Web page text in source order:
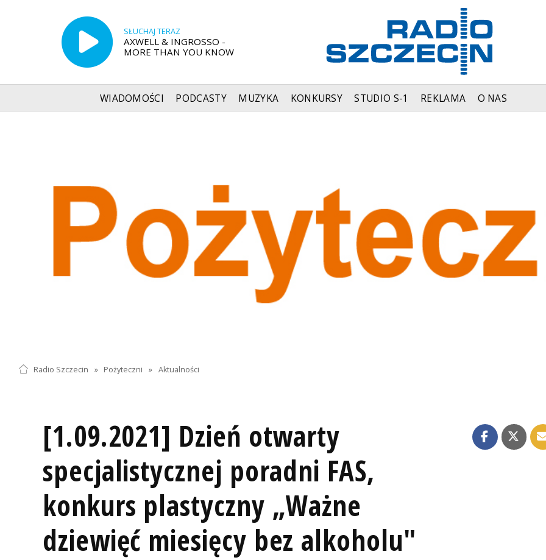
SŁUCHAJ TERAZ
AXWELL & INGROSSO -
MORE THAN YOU KNOW
WIADOMOŚCI PODCASTY MUZYKA KONKURSY STUDIO S-1 REKLAMA O NAS
Radio Szczecin » Pożyteczni » Aktualności
[1.09.2021] Dzień otwarty
specjalistycznej poradni FAS,
konkurs plastyczny „Ważne
dziewięć miesięcy bez alkoholu"